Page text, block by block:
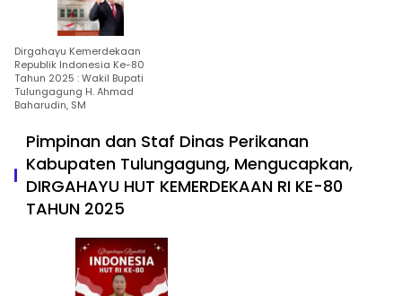
Dirgahayu Kemerdekaan
Republik Indonesia Ke-80
Tahun 2025 : Wakil Bupati
Tulungagung H. Ahmad
Baharudin, SM
Pimpinan dan Staf Dinas Perikanan
Kabupaten Tulungagung, Mengucapkan,
DIRGAHAYU HUT KEMERDEKAAN RI KE-80
TAHUN 2025